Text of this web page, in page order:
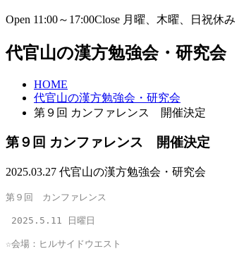
Open 11:00～17:00Close 月曜、木曜、日祝休み
代官山の漢方勉強会・研究会
HOME
代官山の漢方勉強会・研究会
第９回 カンファレンス 開催決定
第９回 カンファレンス 開催決定
2025.03.27 代官山の漢方勉強会・研究会
第９回　カンファレンス
2025.5.11 日曜日
☆会場：ヒルサイドウエスト